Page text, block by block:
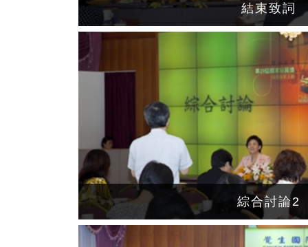
結束致詞
綜合討論2